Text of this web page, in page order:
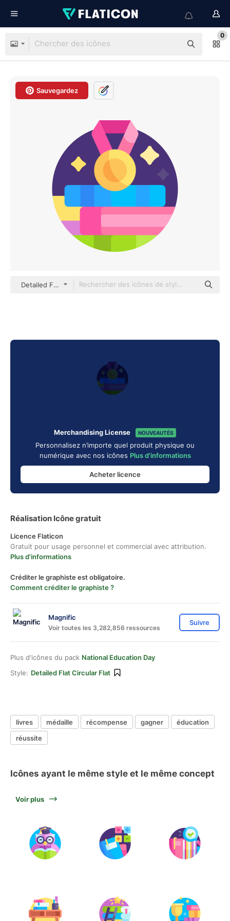
0
Sauvegardez
Detailed Flat Circular Flat
Merchandising License NOUVEAUTÉS
Personnalisez n’importe quel produit physique ou
numérique avec nos icônes Plus d'informations
Acheter licence
Réalisation Icône gratuit
Licence Flaticon
Gratuit pour usage personnel et commercial avec attribution.
Plus d'informations
Créditer le graphiste est obligatoire.
Comment créditer le graphiste ?
Magnific
Voir toutes les 3,282,856 ressources
Suivre
Plus d'icônes du pack National Education Day
Style: Detailed Flat Circular Flat
livres médaille récompense gagner
éducation
réussite
Icônes ayant le même style et le même concept
Voir plus